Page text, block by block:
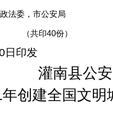
法委，市公安局
（共印40份）
日 印发
灌南县公
年创建全国文明